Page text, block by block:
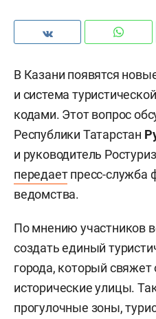
В Казани появятся
и система
кодами. Этот вопрос
Республики Татарстан
и руководитель
передаетпресс-служба
ведомства.
По мнению участников
создать единый
города, который
исторические улицы.
прогулочные зоны,